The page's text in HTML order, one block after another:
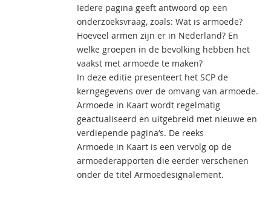
Iedere pagina geeft antwoord op een
onderzoeksvraag, zoals: Wat is armoede?
Hoeveel armen zijn er in Nederland? En
welke groepen in de bevolking hebben het
vaakst met armoede te maken?
In deze editie presenteert het SCP de
kerngegevens over de omvang van armoede.
Armoede in Kaart wordt regelmatig
geactualiseerd en uitgebreid met nieuwe en
verdiepende pagina’s. De reeks
Armoede in Kaart is een vervolg op de
armoederapporten die eerder verschenen
onder de titel Armoedesignalement.